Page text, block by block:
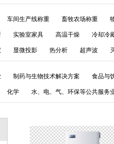
车间生产线称重 畜牧农场称重
实验室家具 高温干燥 冷却冷
显微投影 热分析 超声波
制药与生物技术解决方案 食品与
化学 水、电、气、环保等公共服务